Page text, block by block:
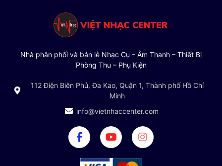
Nhà phân phối và bán lẻ Nhạc Cụ – Âm Thanh – Thiết Bị
Phòng Thu – Phụ Kiện
112 Điện Biên Phủ, Đa Kao, Quận 1, Thành phố Hồ Chí
Minh
info@vietnhaccenter.com